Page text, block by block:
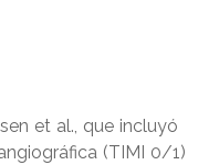
et al., que incluyó
(TIMI 0/1)